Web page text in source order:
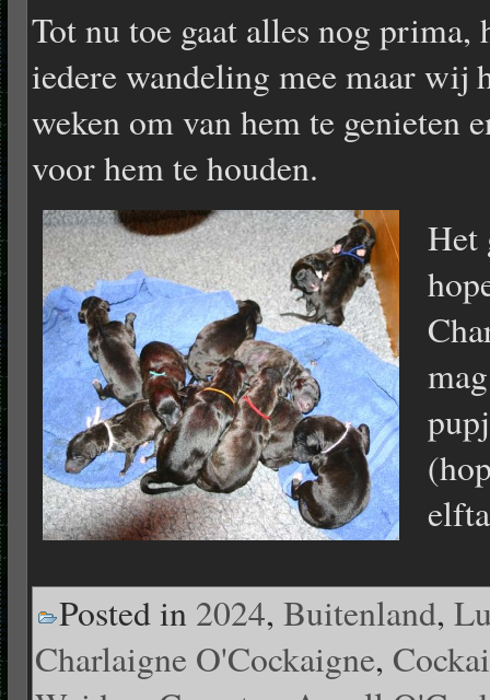
Tot nu toe gaat alles nog prima,
iedere wandeling mee maar wij
weken om van hem te genieten
voor hem te houden.
Het
Posted in 2024, Buitenland,
Charlaigne O'Cockaigne,